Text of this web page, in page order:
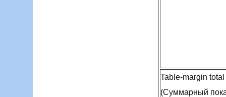
Table-margin total
(Суммарный